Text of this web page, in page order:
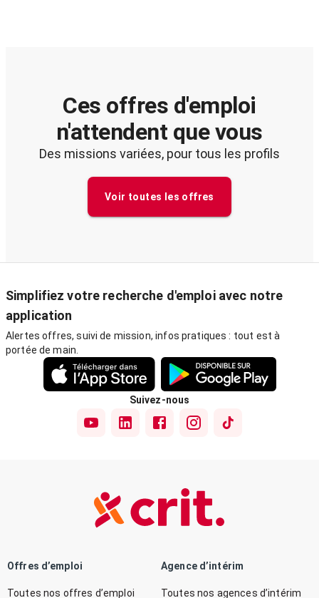
Ces offres d'emploi
n'attendent que vous
Des missions variées, pour tous les profils
Voir toutes les offres
Simplifiez votre recherche d'emploi avec notre
application
Alertes offres, suivi de mission, infos pratiques : tout est à
portée de main.
Suivez-nous
Offres d’emploi
Toutes nos offres d’emploi
Agence d’intérim
Toutes nos agences d’intérim